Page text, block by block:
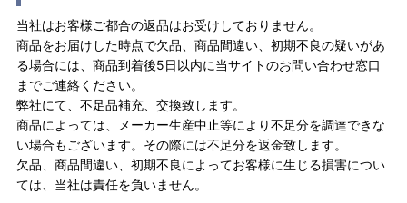
当社はお客様ご都合の返品はお受けしておりません。
商品をお届けした時点で欠品、商品間違い、初期不良の疑いがあ
る場合には、商品到着後5日以内に当サイトのお問い合わせ窓口
までご連絡ください。
弊社にて、不足品補充、交換致します。
商品によっては、メーカー生産中止等により不足分を調達できな
い場合もございます。その際には不足分を返金致します。
欠品、商品間違い、初期不良によってお客様に生じる損害につい
ては、当社は責任を負いません。